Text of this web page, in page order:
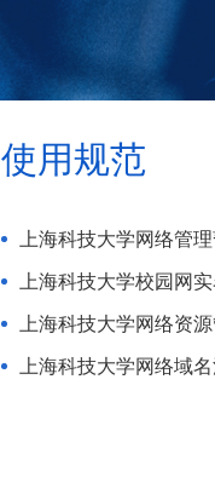
使用规范
上海科技大学网络管
上海科技大学校园网
上海科技大学网络资
上海科技大学网络域